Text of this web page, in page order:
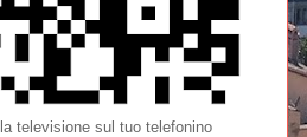
televisione sul tuo telefonino